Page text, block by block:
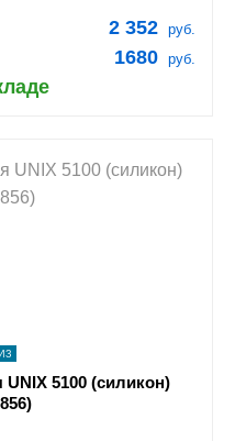
2 352 руб.
1680 руб.
В КОРЗИНУ
5100 (силикон)